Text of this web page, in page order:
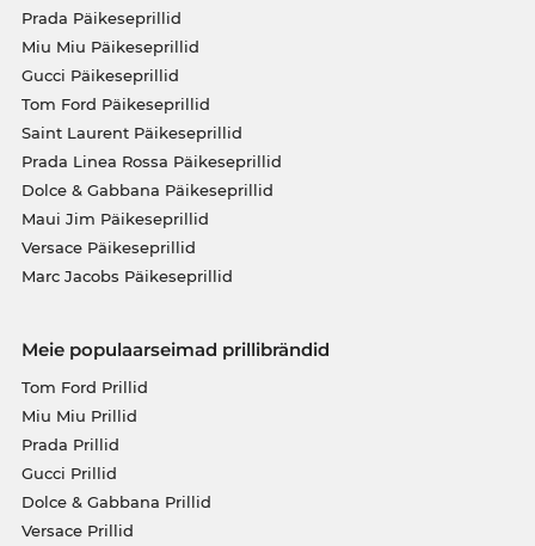
Prada Päikeseprillid
Miu Miu Päikeseprillid
Gucci Päikeseprillid
Tom Ford Päikeseprillid
Saint Laurent Päikeseprillid
Prada Linea Rossa Päikeseprillid
Dolce & Gabbana Päikeseprillid
Maui Jim Päikeseprillid
Versace Päikeseprillid
Marc Jacobs Päikeseprillid
Meie populaarseimad prillibrändid
Tom Ford Prillid
Miu Miu Prillid
Prada Prillid
Gucci Prillid
Dolce & Gabbana Prillid
Versace Prillid